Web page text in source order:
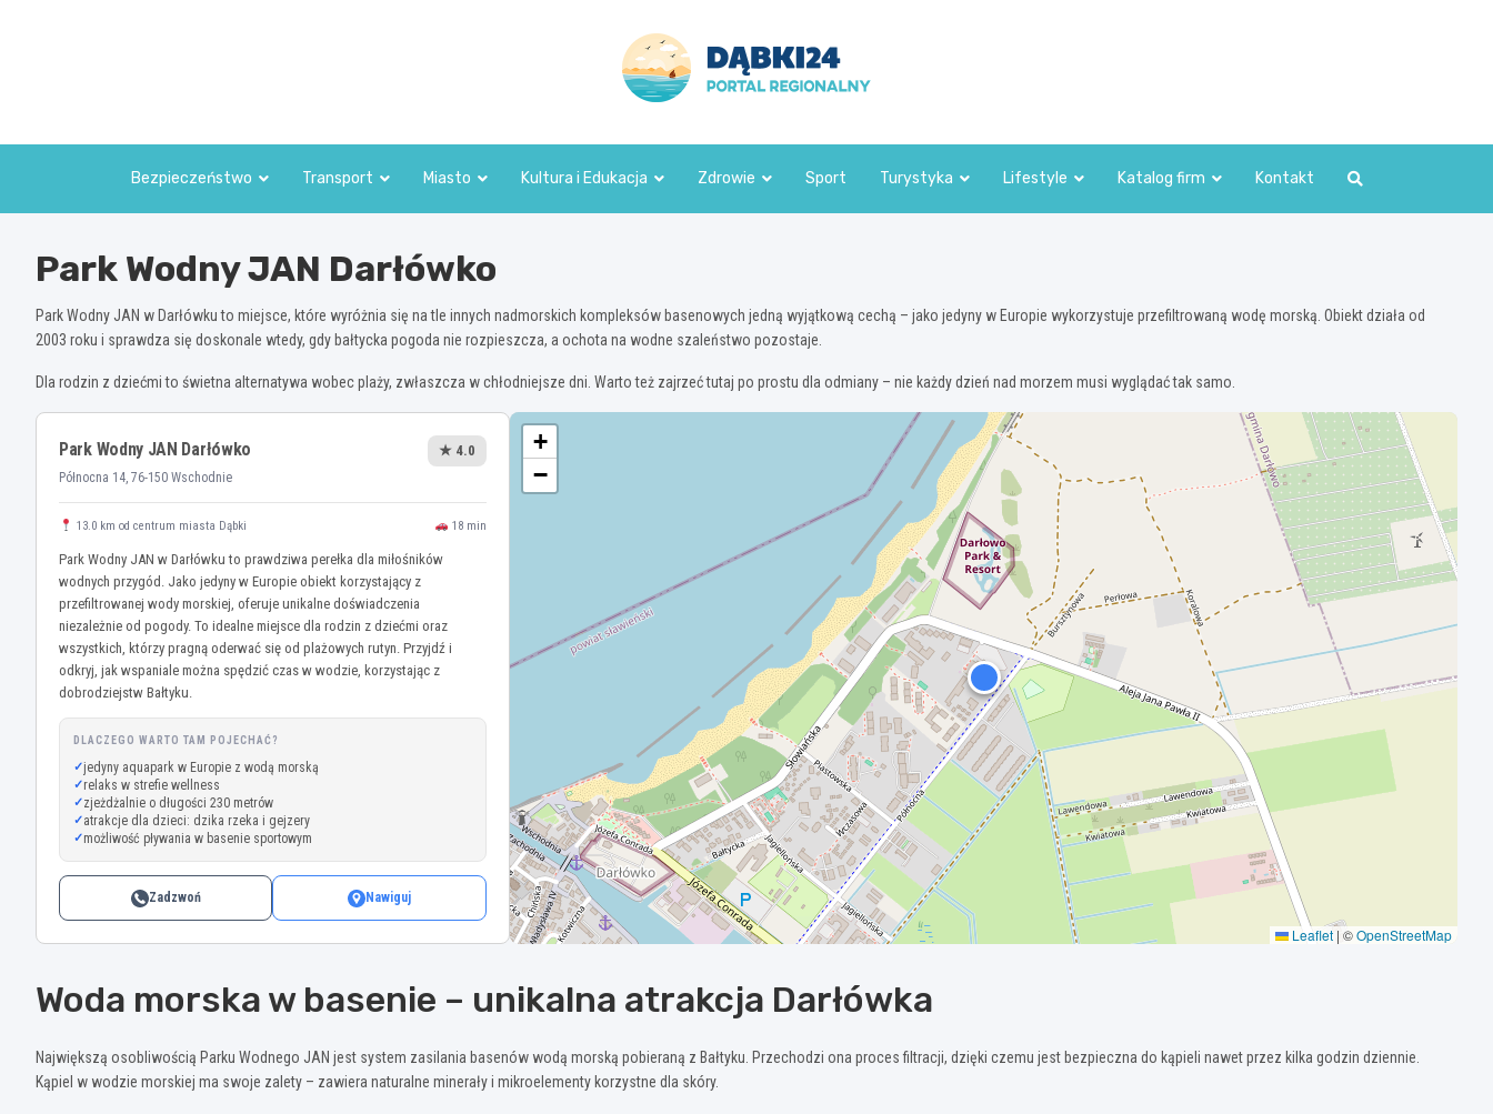
dabki24.pl
Bezpieczeństwo Transport Miasto Kultura i Edukacja Zdrowie Sport Turystyka Lifestyle Katalog firm Kontakt
Park Wodny JAN Darłówko
Park Wodny JAN w Darłówku to miejsce, które wyróżnia się na tle innych nadmorskich kompleksów basenowych jedną wyjątkową cechą – jako jedyny w Europie wykorzystuje przefiltrowaną wodę morską. Obiekt działa od
2003 roku i sprawdza się doskonale wtedy, gdy bałtycka pogoda nie rozpieszcza, a ochota na wodne szaleństwo pozostaje.
Dla rodzin z dziećmi to świetna alternatywa wobec plaży, zwłaszcza w chłodniejsze dni. Warto też zajrzeć tutaj po prostu dla odmiany – nie każdy dzień nad morzem musi wyglądać tak samo.
Park Wodny JAN Darłówko
Północna 14, 76-150 Wschodnie
★ 4.0
13.0 km od centrum miasta Dąbki 18 min
Park Wodny JAN w Darłówku to prawdziwa perełka dla miłośników
wodnych przygód. Jako jedyny w Europie obiekt korzystający z
przefiltrowanej wody morskiej, oferuje unikalne doświadczenia
niezależnie od pogody. To idealne miejsce dla rodzin z dziećmi oraz
wszystkich, którzy pragną oderwać się od plażowych rutyn. Przyjdź i
odkryj, jak wspaniale można spędzić czas w wodzie, korzystając z
dobrodziejstw Bałtyku.
DLACZEGO WARTO TAM POJECHAĆ?
jedyny aquapark w Europie z wodą morską
relaks w strefie wellness
zjeżdżalnie o długości 230 metrów
atrakcje dla dzieci: dzika rzeka i gejzery
możliwość pływania w basenie sportowym
Zadzwoń Nawiguj
+
−
Leaflet | ©OpenStreetMap
Woda morska w basenie – unikalna atrakcja Darłówka
Największą osobliwością Parku Wodnego JAN jest system zasilania basenów wodą morską pobieraną z Bałtyku. Przechodzi ona proces filtracji, dzięki czemu jest bezpieczna do kąpieli nawet przez kilka godzin dziennie.
Kąpiel w wodzie morskiej ma swoje zalety – zawiera naturalne minerały i mikroelementy korzystne dla skóry.